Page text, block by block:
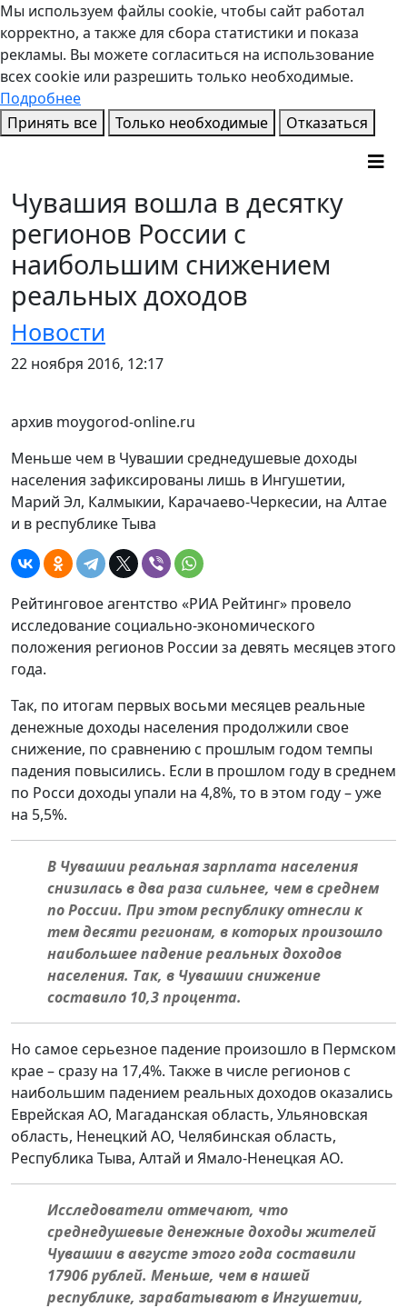
Мы используем файлы cookie, чтобы сайт работал
корректно, а также для сбора статистики и показа
рекламы. Вы можете согласиться на использование
всех cookie или разрешить только необходимые.
Подробнее
Принять все
Только необходимые Отказаться
Чувашия вошла в десятку
регионов России с
наибольшим снижением
реальных доходов
Новости
22 ноября 2016, 12:17
архив moygorod-online.ru
Меньше чем в Чувашии среднедушевые доходы
населения зафиксированы лишь в Ингушетии,
Марий Эл, Калмыкии, Карачаево-Черкесии, на Алтае
и в республике Тыва
Рейтинговое агентство «РИА Рейтинг» провело
исследование социально-экономического
положения регионов России за девять месяцев этого
года.
Так, по итогам первых восьми месяцев реальные
денежные доходы населения продолжили свое
снижение, по сравнению с прошлым годом темпы
падения повысились. Если в прошлом году в среднем
по Росси доходы упали на 4,8%, то в этом году – уже
на 5,5%.
В Чувашии реальная зарплата населения
снизилась в два раза сильнее, чем в среднем
по России. При этом республику отнесли к
тем десяти регионам, в которых произошло
наибольшее падение реальных доходов
населения. Так, в Чувашии снижение
составило 10,3 процента.
Но самое серьезное падение произошло в Пермском
крае – сразу на 17,4%. Также в числе регионов с
наибольшим падением реальных доходов оказались
Еврейская АО, Магаданская область, Ульяновская
область, Ненецкий АО, Челябинская область,
Республика Тыва, Алтай и Ямало-Ненецкая АО.
Исследователи отмечают, что
среднедушевые денежные доходы жителей
Чувашии в августе этого года составили
17906 рублей. Меньше, чем в нашей
республике, зарабатывают в Ингушетии,